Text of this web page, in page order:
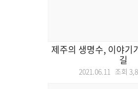
제주의 생명수, 이야기
길
2021.06.11 조회